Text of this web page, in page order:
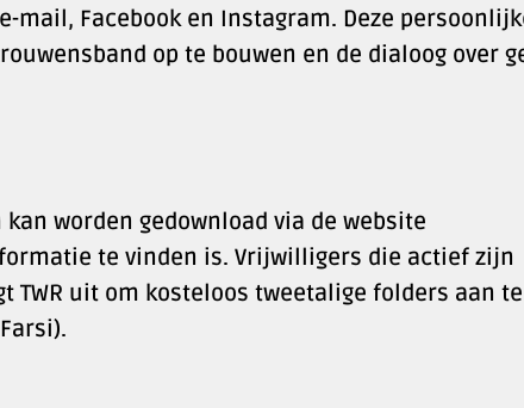
mail, Facebook en Instagram. Deze
op te bouwen en de dialoog over
kan worden gedownload via de website
te vinden is. Vrijwilligers die actief zijn
uit om kosteloos tweetalige folders aan te